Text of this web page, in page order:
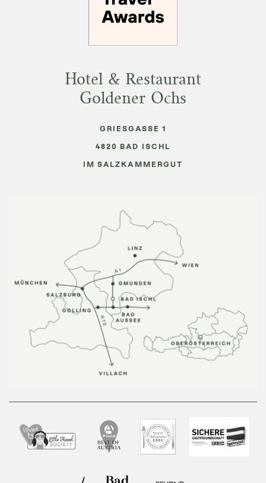
Hotel & Restaurant
Goldener Ochs
GRIESGASSE 1
4820 BAD ISCHL
IM SALZKAMMERGUT